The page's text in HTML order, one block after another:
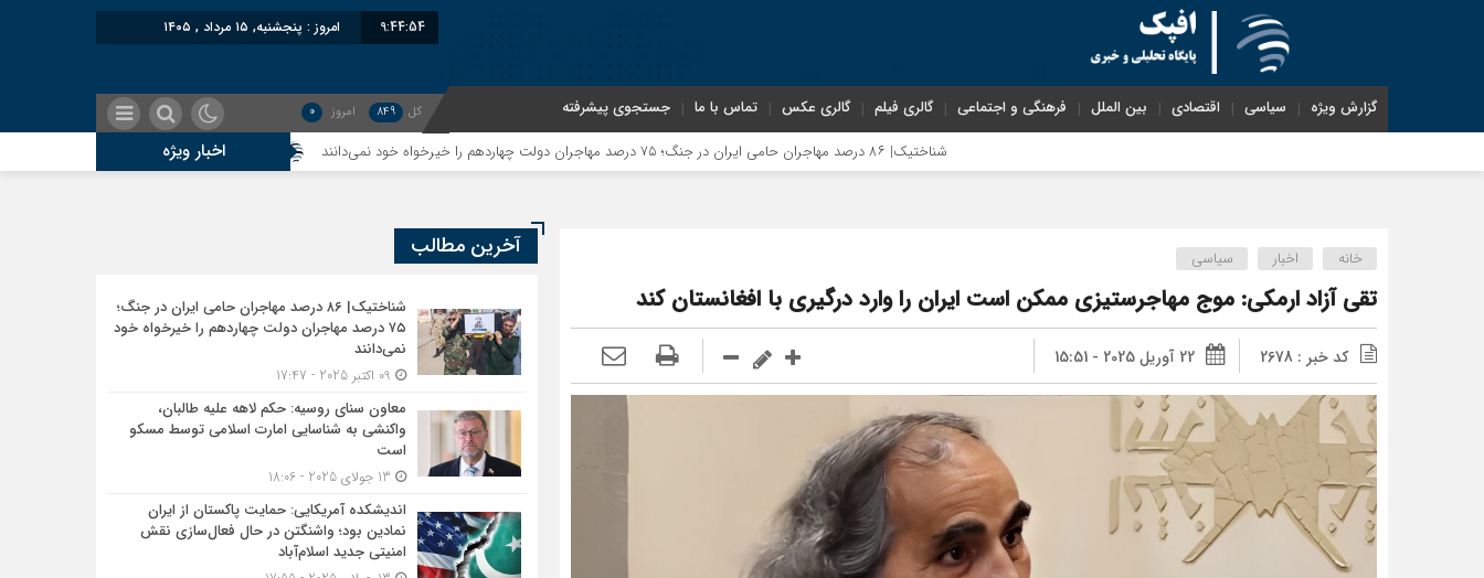
9:44:55 برابر با : Thursday - 6 August -
گزارش ویژه سیاسی اقتصادی بین الملل فرهنگی و اجتماعی گالری فیلم گالری عکس تماس با ما جستجوی پیشرفته کل 849 امروز 0
اخبار ویژه
معاون سنای روسیه: حکم لاهه علیه طالبان، واکنشی به
خانه اخبار سیاسی
تقی آزاد ارمکی: موج مهاجرستیزی ممکن است ایران را وارد درگیری با افغانستان کند
کد خبر : 2678 22 آوریل 2025 - 15:51
آخرین مطالب
شناختیک| ۸۶ درصد مهاجران حامی ایران در جنگ؛
۷۵ درصد مهاجران دولت چهاردهم را خیرخواه خود
نمی‌دانند
معاون سنای روسیه: حکم لاهه علیه طالبان،
واکنشی به شناسایی امارت اسلامی توسط مسکو
است
اندیشکده آمریکایی: حمایت پاکستان از ایران
نمادین بود؛ واشنگتن در حال فعال‌سازی نقش
امنیتی جدید اسلام‌آباد